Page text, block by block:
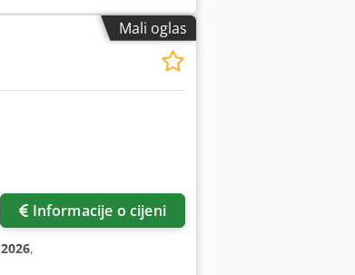
Mali oglas
Informacije o cijeni
2026,